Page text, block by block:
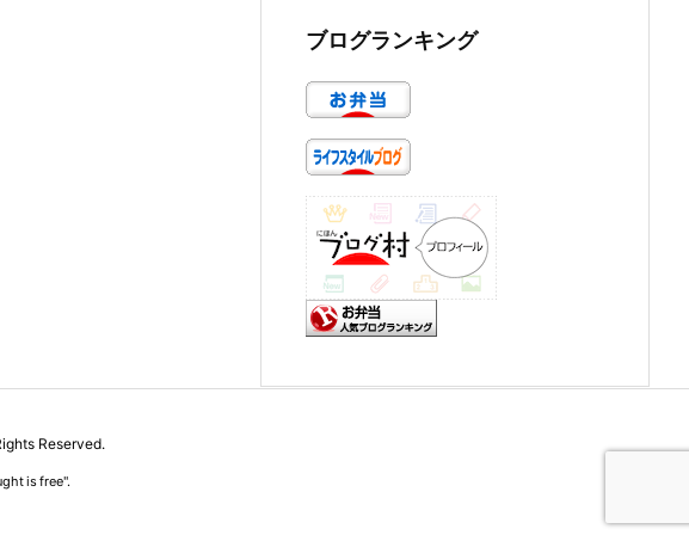
ブログランキング
Reserved.
is free".